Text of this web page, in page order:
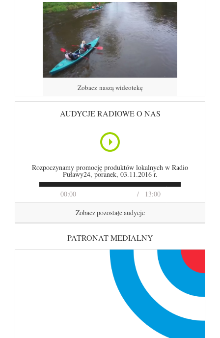
Zobacz naszą wideotekę
AUDYCJE RADIOWE O NAS
00:00 13:00
Rozpoczynamy promocję produktów lokalnych w Radio
Puławy24, poranek, 03.11.2016 r.
Zobacz pozostałe audycje
PATRONAT MEDIALNY